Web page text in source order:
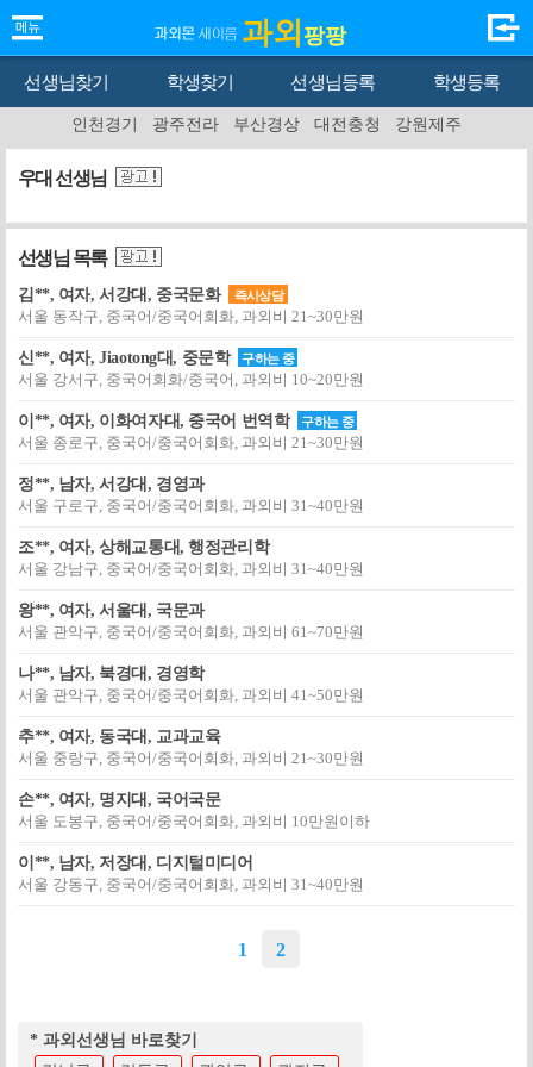
과외 팡팡
선생님찾기 학생찾기 선생님등록 학생등록
인천경기 광주전라 부산경상 대전충청 강원제주
우대 선생님
선생님 목록
김**, 여자, 서강대, 중국문화 즉시상담
서울 동작구, 중국어/중국어회화, 과외비 21~30만원
신**, 여자, Jiaotong대, 중문학 구하는 중
서울 강서구, 중국어회화/중국어, 과외비 10~20만원
이**, 여자, 이화여자대, 중국어 번역학 구하는 중
서울 종로구, 중국어/중국어회화, 과외비 21~30만원
정**, 남자, 서강대, 경영과
서울 구로구, 중국어/중국어회화, 과외비 31~40만원
조**, 여자, 상해교통대, 행정관리학
서울 강남구, 중국어/중국어회화, 과외비 31~40만원
왕**, 여자, 서울대, 국문과
서울 관악구, 중국어/중국어회화, 과외비 61~70만원
나**, 남자, 북경대, 경영학
서울 관악구, 중국어/중국어회화, 과외비 41~50만원
추**, 여자, 동국대, 교과교육
서울 중랑구, 중국어/중국어회화, 과외비 21~30만원
손**, 여자, 명지대, 국어국문
서울 도봉구, 중국어/중국어회화, 과외비 10만원이하
이**, 남자, 저장대, 디지털미디어
서울 강동구, 중국어/중국어회화, 과외비 31~40만원
1 2
* 과외선생님 바로찾기